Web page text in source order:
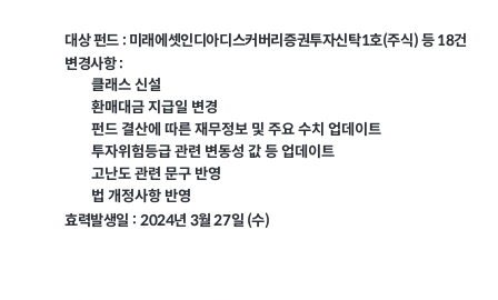
대상 펀드 : 미래에셋인디아디스커버리증권투자신탁1호(주식) 등 18건
변경사항 :
클래스 신설
환매대금 지급일 변경
펀드 결산에 따른 재무정보 및 주요 수치 업데이트
투자위험등급 관련 변동성 값 등 업데이트
고난도 관련 문구 반영
법 개정사항 반영
효력발생일 : 2024년 3월 27일 (수)